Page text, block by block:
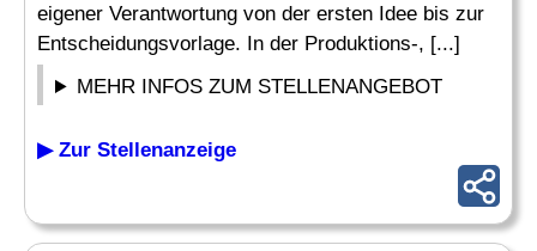
eigener Verantwortung von der ersten Idee bis zur
Entscheidungsvorlage. In der Produktions-, [...]
MEHR INFOS ZUM STELLENANGEBOT
▶ Zur Stellenanzeige